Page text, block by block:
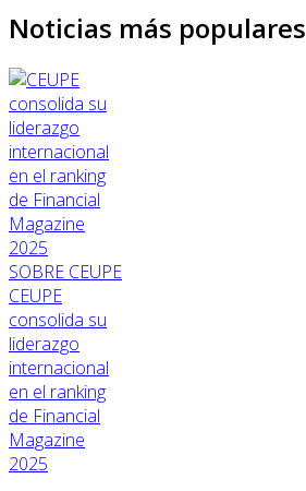
Noticias más populares
SOBRE CEUPE
CEUPE
consolida su
liderazgo
internacional
en el ranking
de Financial
Magazine
2025